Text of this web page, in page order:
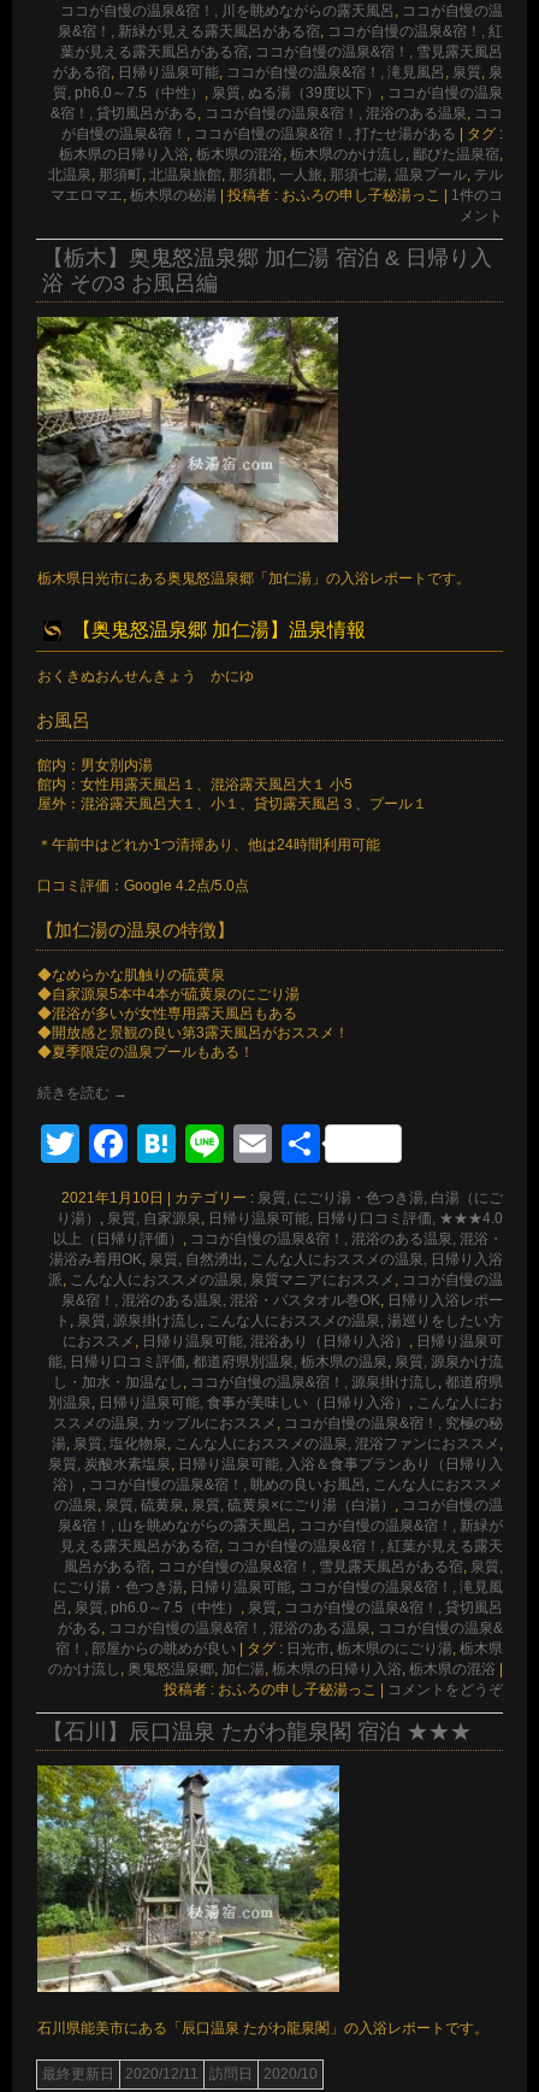
ココが自慢の温泉&宿！, 川を眺めながらの露天風呂
ココが自慢の温
泉&宿！, 新緑が見える露天風呂がある宿 ココが自慢の温泉&宿！, 紅
葉が見える露天風呂がある宿 ココが自慢の温泉&宿！, 雪見露天風呂
がある宿 日帰り温泉可能 ココが自慢の温泉&宿！, 滝見風呂 泉質 泉
質, ph6.0～7.5（中性）
泉質, ぬる湯（39度以下）
ココが自慢の温泉
&宿！, 貸切風呂がある
ココが自慢の温泉&宿！, 混浴のある温泉
ココ
が自慢の温泉&宿！
ココが自慢の温泉&宿！, 打たせ湯がある | タグ :
栃木県の日帰り入浴 栃木県の混浴 栃木県のかけ流し 鄙びた温泉宿
北温泉 那須町 北温泉旅館 那須郡 一人旅 那須七湯 温泉プール テル
マエロマエ 栃木県の秘湯 | 投稿者 : おふろの申し子秘湯っこ | 1件のコ
メント
【栃木】奥鬼怒温泉郷 加仁湯 宿泊 & 日帰り入
浴 その3 お風呂編
栃木県日光市にある奥鬼怒温泉郷「加仁湯」の入浴レポートです。
【奥鬼怒温泉郷 加仁湯】温泉情報
おくきぬおんせんきょう かにゆ
お風呂
館内：男女別内湯
館内：女性用露天風呂１、混浴露天風呂大１ 小5
屋外：混浴露天風呂大１、小１、貸切露天風呂３、プール１
＊午前中はどれか1つ清掃あり、他は24時間利用可能
口コミ評価：Google 4.2点/5.0点
【加仁湯の温泉の特徴】
◆なめらかな肌触りの硫黄泉
◆自家源泉5本中4本が硫黄泉のにごり湯
◆混浴が多いが女性専用露天風呂もある
◆開放感と景観の良い第3露天風呂がおススメ！
◆夏季限定の温泉プールもある！
続きを読む →
TwitterFacebook
Hatena
LineEmail
共
有
2021年1月10日 カテゴリー : 泉質, にごり湯・色つき湯, 白湯（にご
り湯） , 泉質, 自家源泉, 日帰り温泉可能, 日帰り口コミ評価, ★★★4.0
以上（日帰り評価） , ココが自慢の温泉&宿！, 混浴のある温泉, 混浴・
湯浴み着用OK, 泉質, 自然湧出 , こんな人におススメの温泉, 日帰り入浴
派, こんな人におススメの温泉, 泉質マニアにおススメ , ココが自慢の温
泉&宿！, 混浴のある温泉, 混浴・バスタオル巻OK, 日帰り入浴レポー
ト , 泉質, 源泉掛け流し , こんな人におススメの温泉, 湯巡りをしたい方
におススメ , 日帰り温泉可能, 混浴あり（日帰り入浴） , 日帰り温泉可
能, 日帰り口コミ評価, 都道府県別温泉, 栃木県の温泉, 泉質, 源泉かけ流
し・加水・加温なし , ココが自慢の温泉&宿！, 源泉掛け流し , 都道府県
別温泉, 日帰り温泉可能, 食事が美味しい（日帰り入浴） , こんな人にお
ススメの温泉, カップルにおススメ , ココが自慢の温泉&宿！, 究極の秘
湯, 泉質, 塩化物泉, こんな人におススメの温泉, 混浴ファンにおススメ ,
泉質, 炭酸水素塩泉, 日帰り温泉可能, 入浴＆食事プランあり（日帰り入
浴） , ココが自慢の温泉&宿！, 眺めの良いお風呂 , こんな人におススメ
の温泉, 泉質, 硫黄泉, 泉質, 硫黄泉×にごり湯（白湯） , ココが自慢の温
泉&宿！, 山を眺めながらの露天風呂 , ココが自慢の温泉&宿！, 新緑が
見える露天風呂がある宿, ココが自慢の温泉&宿！, 紅葉が見える露天
風呂がある宿, ココが自慢の温泉&宿！, 雪見露天風呂がある宿, 泉質,
にごり湯・色つき湯, 日帰り温泉可能, ココが自慢の温泉&宿！, 滝見風
呂 , 泉質, ph6.0～7.5（中性） , 泉質, ココが自慢の温泉&宿！, 貸切風呂
がある, ココが自慢の温泉&宿！, 混浴のある温泉, ココが自慢の温泉&
宿！, 部屋からの眺めが良い
タグ : 日光市, 栃木県のにごり湯, 栃木県
のかけ流し , 奥鬼怒温泉郷, 加仁湯, 栃木県の日帰り入浴, 栃木県の混浴
投稿者 : おふろの申し子秘湯っこ
コメントをどうぞ
【石川】辰口温泉 たがわ龍泉閣 宿泊 ★★★
石川県能美市にある「辰口温泉 たがわ龍泉閣」の入浴レポートです。
最終更新日 2020/12/11 訪問日 2020/10